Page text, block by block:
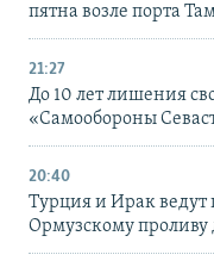
пятна возле порта
21:27
До 10 лет лишения
«Самообороны
20:40
Турция и Ирак ведут
Ормузскому проливу